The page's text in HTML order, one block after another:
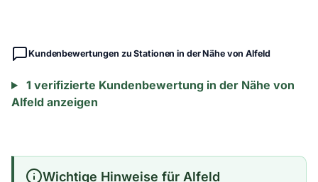
Kundenbewertungen zu Stationen in der Nähe von Alfeld
1 verifizierte Kundenbewertung in der Nähe von
Alfeld anzeigen
Wichtige Hinweise für Alfeld